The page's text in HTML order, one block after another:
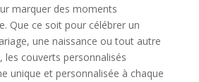
marquer des moments
Que ce soit pour célébrer un
une naissance ou tout autre
les couverts personnalisés
unique et personnalisée à chaque